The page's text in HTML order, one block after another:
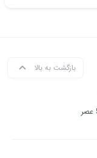
بازگشت به بالا